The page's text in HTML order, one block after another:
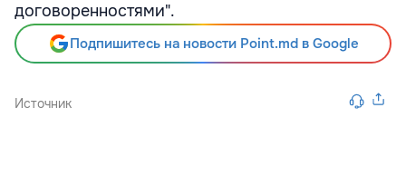
договоренностями".
Подпишитесь на новости Point.md в Google
Источник